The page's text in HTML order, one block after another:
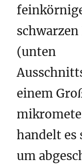
(unten
einem
handelt
um